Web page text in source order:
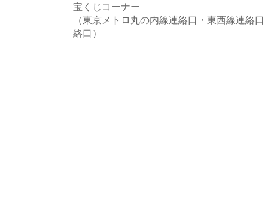
宝くじコーナー
（東京メトロ丸の内線連絡口・東西線連絡
絡口）